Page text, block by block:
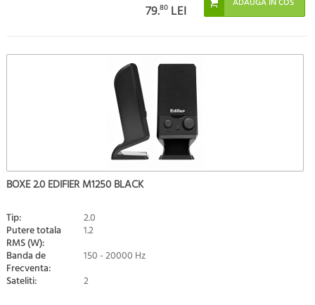
79.80 LEI
BOXE 2.0 EDIFIER M1250 BLACK
Tip: 2.0
Putere totala
RMS (W):
1.2
Banda de
Frecventa:
150 - 20000 Hz
Sateliti:
2